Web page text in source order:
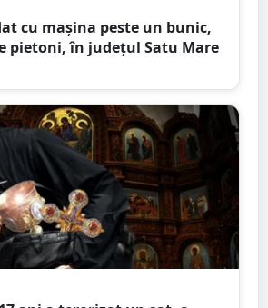
cu mașina peste un bunic,
pietoni, în județul Satu Mare